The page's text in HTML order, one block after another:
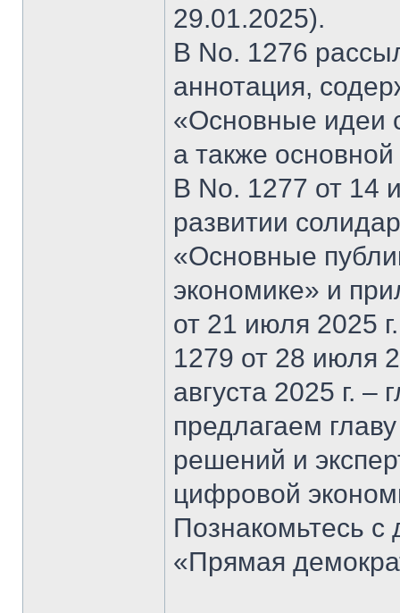
29.01.2025).
В No. 1276
аннотация,
«Основные идеи
а также
В No. 1277 от 14
развитии
«Основные
экономике» и
от 21 июля 2025
1279 от 28 июля
августа 2025 г.
предлагаем
решений и
цифровой
Познакомьтесь
«Прямая